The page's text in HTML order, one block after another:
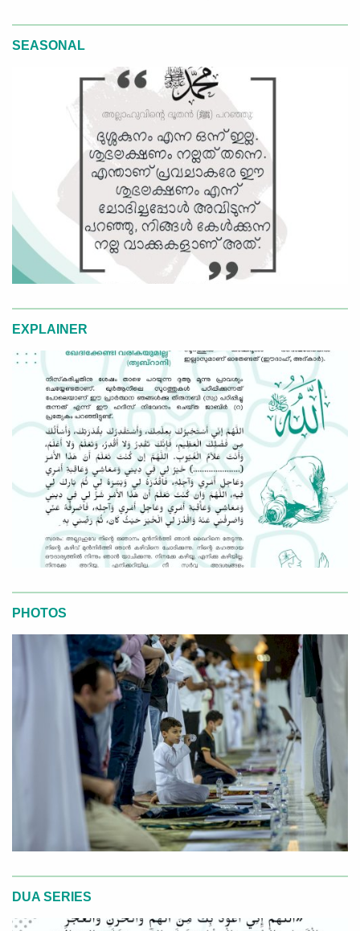
SEASONAL
EXPLAINER
PHOTOS
DUA SERIES